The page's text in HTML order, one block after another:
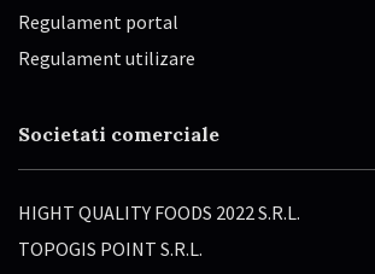
Regulament portal
Regulament utilizare
Societati comerciale
HIGHT QUALITY FOODS 2022 S.R.L.
TOPOGIS POINT S.R.L.